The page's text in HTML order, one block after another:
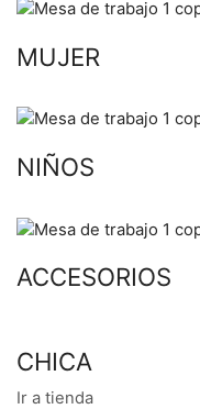
MUJER
NIÑOS
ACCESORIOS
CHICA
Ir a tienda